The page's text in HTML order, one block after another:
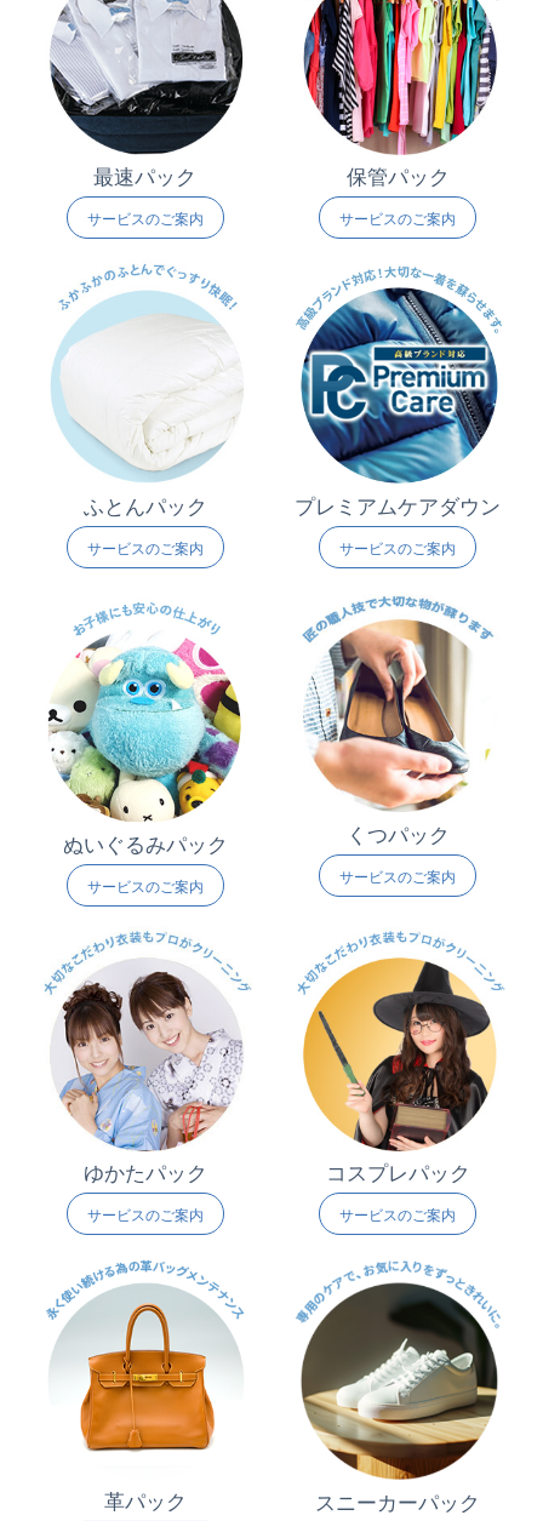
最速パック
サービスのご案内
保管パック
サービスのご案内
ふとんパック
サービスのご案内
プレミアムケアダウン
サービスのご案内
ぬいぐるみパック
サービスのご案内
くつパック
サービスのご案内
ゆかたパック
サービスのご案内
コスプレパック
サービスのご案内
革パック スニーカーパック